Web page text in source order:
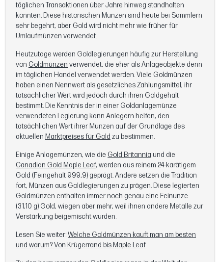
täglichen Transaktionen über Jahre hinweg standhalten
konnten. Diese historischen Münzen sind heute bei Sammlern
sehr begehrt, aber Gold wird nicht mehr wie früher für
Umlaufmünzen verwendet.
Heutzutage werden Goldlegierungen häufig zur Herstellung
von Goldmünzen verwendet, die eher als Anlageobjekte denn
im täglichen Handel verwendet werden. Viele Goldmünzen
haben einen Nennwert als gesetzliches Zahlungsmittel, ihr
tatsächlicher Wert wird jedoch durch ihren Goldgehalt
bestimmt. Die Kenntnis der in einer Goldanlagemünze
verwendeten Legierung kann Anlegern helfen, den
tatsächlichen Wert ihrer Münzen auf der Grundlage des
aktuellen Marktpreises für Gold zu bestimmen.
Einige Anlagemünzen, wie die Gold Britannia und die
Canadian Gold Maple Leaf, werden aus reinem 24-karätigem
Gold (Feingehalt 999,9) geprägt. Andere setzen die Tradition
fort, Münzen aus Goldlegierungen zu prägen. Diese legierten
Goldmünzen enthalten immer noch genau eine Feinunze
(31,10 g) Gold, wiegen aber mehr, weil ihnen andere Metalle zur
Verstärkung beigemischt wurden.
Lesen Sie weiter:Welche Goldmünzen kauft man am besten
und warum? Von Krügerrand bis Maple Leaf